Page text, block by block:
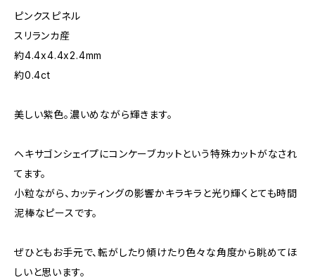
ピンクスピネル
スリランカ産
約4.4x4.4x2.4mm
約0.4ct
美しい紫色。濃いめながら輝きます。
ヘキサゴンシェイプにコンケーブカットという特殊カットがなされ
てます。
小粒ながら、カッティングの影響かキラキラと光り輝くとても時間
泥棒なピースです。
ぜひともお手元で、転がしたり傾けたり色々な角度から眺めてほ
しいと思います。